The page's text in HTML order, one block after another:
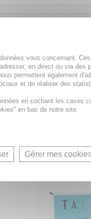
Contour
vous concernant.
en direct ou via des
permettent également
et de réaliser des
en cochant les cases
en bas de notre site.
Gérer mes